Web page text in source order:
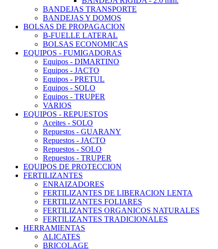
BANDEJAS TRANSPORTE
BANDEJAS Y DOMOS
BOLSAS DE PROPAGACION
B-FUELLE LATERAL
BOLSAS ECONOMICAS
EQUIPOS - FUMIGADORAS
Equipos - DIMARTINO
Equipos - JACTO
Equipos - PRETUL
Equipos - SOLO
Equipos - TRUPER
VARIOS
EQUIPOS - REPUESTOS
Aceites - SOLO
Repuestos - GUARANY
Repuestos - JACTO
Repuestos - SOLO
Repuestos - TRUPER
EQUIPOS DE PROTECCION
FERTILIZANTES
ENRAIZADORES
FERTILIZANTES DE LIBERACION LENTA
FERTILIZANTES FOLIARES
FERTILIZANTES ORGANICOS NATURALES
FERTILIZANTES TRADICIONALES
HERRAMIENTAS
ALICATES
BRICOLAGE